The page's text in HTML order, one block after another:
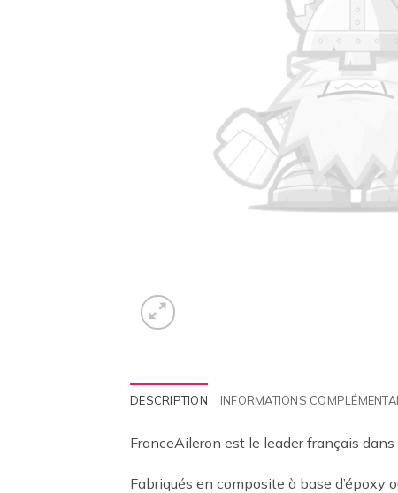
DESCRIPTION INFORMATIONS
FranceAileron est le leader français
Fabriqués en composite à base d’époxy